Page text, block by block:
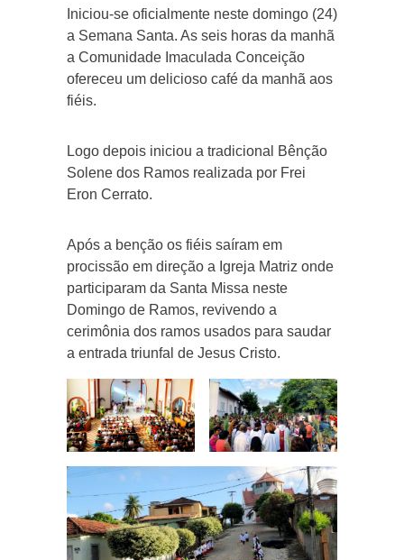
Iniciou-se oficialmente neste domingo (24)
a Semana Santa. As seis horas da manhã
a Comunidade Imaculada Conceição
ofereceu um delicioso café da manhã aos
fiéis.
Logo depois iniciou a tradicional Bênção
Solene dos Ramos realizada por Frei
Eron Cerrato.
Após a benção os fiéis saíram em
procissão em direção a Igreja Matriz onde
participaram da Santa Missa neste
Domingo de Ramos, revivendo a
cerimônia dos ramos usados para saudar
a entrada triunfal de Jesus Cristo.